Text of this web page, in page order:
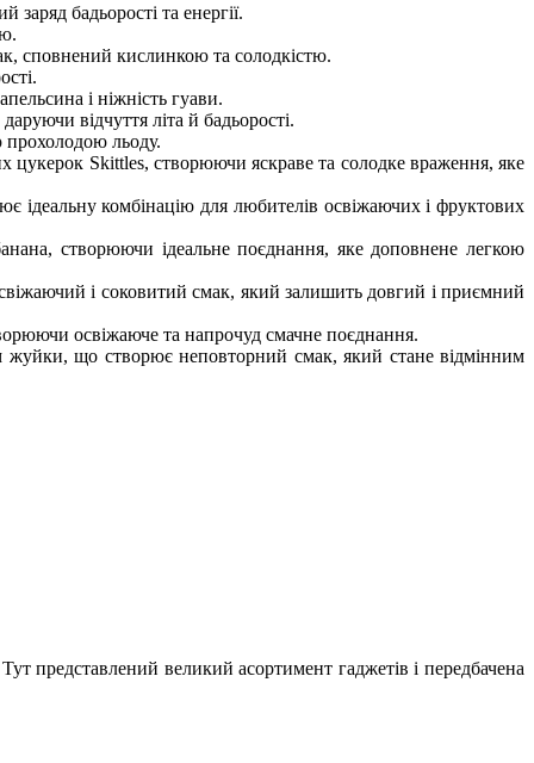
бадьорості та енергії.
сповнений кислинкою та солодкістю.
і ніжність гуави.
відчуття літа й бадьорості.
прохолодою льоду.
цукерок Skittles, створюючи яскраве та солодке враження, яке
комбінацію для любителів освіжаючих і фруктових
створюючи ідеальне поєднання, яке доповнене легкою
і соковитий смак, який залишить довгий і приємний
освіжаюче та напрочуд смачне поєднання.
що створює неповторний смак, який стане відмінним
представлений великий асортимент гаджетів і передбачена